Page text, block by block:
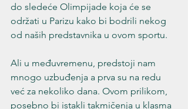
do sledeće Olimpijade koja će se
održati u Parizu kako bi bodrili nekog
od naših predstavnika u ovom sportu.
Ali u međuvremenu, predstoji nam
mnogo uzbuđenja a prva su na redu
već za nekoliko dana. Ovom prilikom,
posebno bi istakli takmičenja u klasma